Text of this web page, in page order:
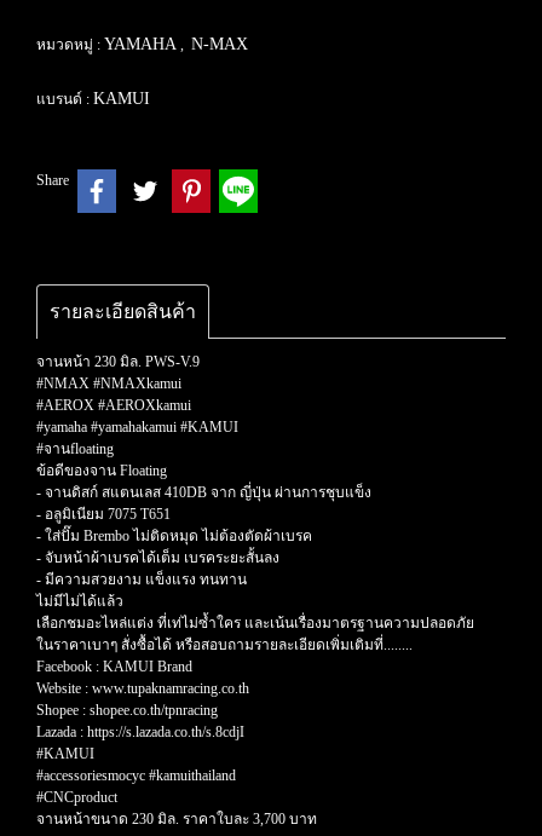
หมวดหมู่ : YAMAHA , N-MAX
แบรนด์ : KAMUI
Share
รายละเอียดสินค้า
จานหน้า 230 มิล. PWS-V.9
#NMAX #NMAXkamui
#AEROX #AEROXkamui
#yamaha #yamahakamui #KAMUI
#จานfloating
ข้อดีของจาน Floating
- จานดิสก์ สแตนเลส 410DB จาก ญี่ปุ่น ผ่านการชุบแข็ง
- อลูมิเนียม 7075 T651
- ใส่ปั๊ม Brembo ไม่ติดหมุด ไม่ต้องตัดผ้าเบรค
- จับหน้าผ้าเบรคได้เต็ม เบรคระยะสั้นลง
- มีความสวยงาม แข็งแรง ทนทาน
ไม่มีไม่ได้แล้ว
เลือกชมอะไหล่แต่ง ที่เท่ไม่ซ้ำใคร และเน้นเรื่องมาตรฐานความปลอดภัย
ในราคาเบาๆ สั่งซื้อได้ หรือสอบถามรายละเอียดเพิ่มเติมที่........
Facebook : KAMUI Brand
Website : www.tupaknamracing.co.th
Shopee : shopee.co.th/tpnracing
Lazada : https://s.lazada.co.th/s.8cdjI
#KAMUI
#accessoriesmocyc #kamuithailand
#CNCproduct
จานหน้าขนาด 230 มิล. ราคาใบละ 3,700 บาท